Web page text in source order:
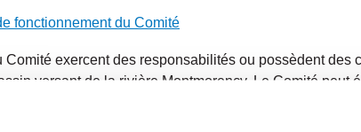
fonctionnement du Comité
Comité exercent des responsabilités ou possèdent
versant de la rivière Montmorency. Le Comité
permanents pour leur apport spécifique (expertises,
sur une base temporaire ou pour des sujets